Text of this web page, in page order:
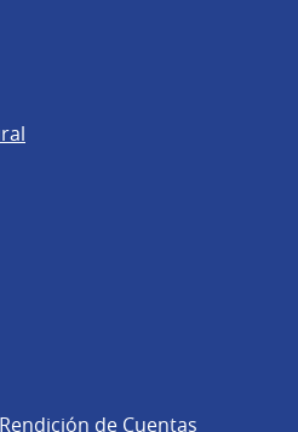
de Cuentas